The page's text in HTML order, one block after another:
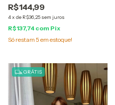
R$144,99
4x de R$36,25 sem juros
R$137,74 com Pix
Só restam 5 em estoque!
GRÁTIS